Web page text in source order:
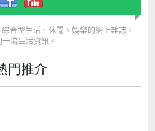
合型生活、休閒、娛樂的網上雜誌，
流生活資訊。
門推介